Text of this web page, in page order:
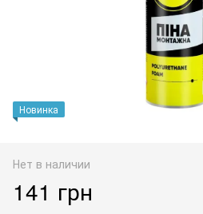
Новинка
Нет в наличии
141 грн